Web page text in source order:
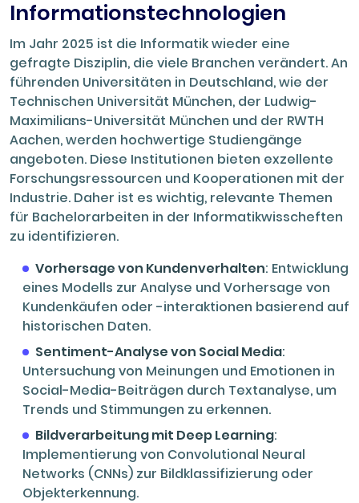
Informationstechnologien
Im Jahr 2025 ist die Informatik wieder eine
gefragte Disziplin, die viele Branchen verändert. An
führenden Universitäten in Deutschland, wie der
Technischen Universität München, der Ludwig-
Maximilians-Universität München und der RWTH
Aachen, werden hochwertige Studiengänge
angeboten. Diese Institutionen bieten exzellente
Forschungsressourcen und Kooperationen mit der
Industrie. Daher ist es wichtig, relevante Themen
für Bachelorarbeiten in der Informatikwisscheften
zu identifizieren.
Vorhersage von Kundenverhalten: Entwicklung
eines Modells zur Analyse und Vorhersage von
Kundenkäufen oder -interaktionen basierend auf
historischen Daten.
Sentiment-Analyse von Social Media:
Untersuchung von Meinungen und Emotionen in
Social-Media-Beiträgen durch Textanalyse, um
Trends und Stimmungen zu erkennen.
Bildverarbeitung mit Deep Learning:
Implementierung von Convolutional Neural
Networks (CNNs) zur Bildklassifizierung oder
Objekterkennung.